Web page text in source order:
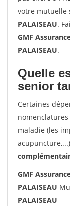
votre mutuelle
PALAISEAU.
GMF
PALAISEAU.
Quelle
senior
Certaines
maladie (les
GMF
PALAISEAU
PALAISEAU